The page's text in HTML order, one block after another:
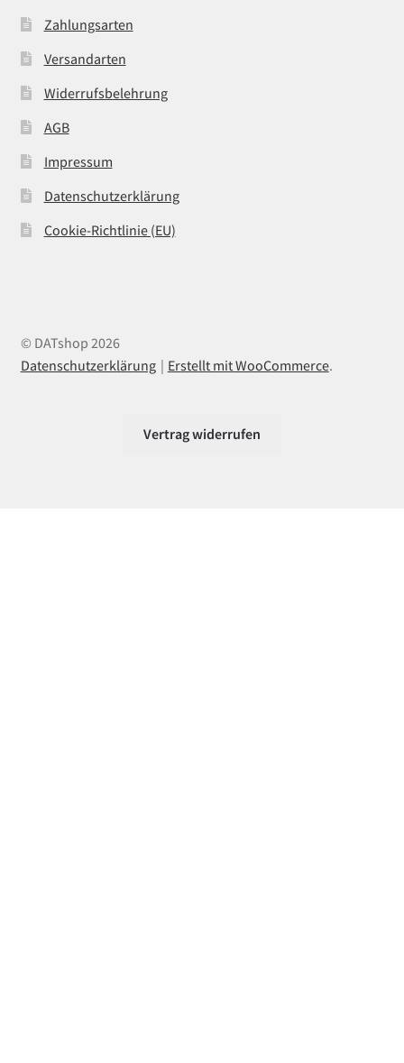
Zahlungsarten
Versandarten
Widerrufsbelehrung
AGB
Impressum
Datenschutzerklärung
Cookie-Richtlinie (EU)
© DATshop 2026
Datenschutzerklärung
Erstellt mit WooCommerce.
Vertrag widerrufen